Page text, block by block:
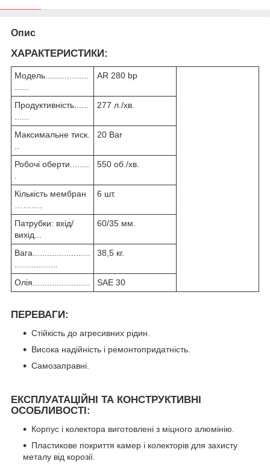
Опис
ХАРАКТЕРИСТИКИ:
Модель..................
AR 280 bp
Продуктивність......
277 л./хв.
Максимальне тиск.
20 Bar
Робочі оберти........
550 об./хв.
Кількість мембран
6 шт.
Патрубки: вхід/
вихід...
60/35 мм.
Вага........................
38,5 кг.
Олія........................ SAE 30
ПЕРЕВАГИ:
Стійкість до агресивних рідин.
Висока надійність і ремонтопридатність.
Самозаправні.
ЕКСПЛУАТАЦІЙНІ ТА КОНСТРУКТИВНІ
ОСОБЛИВОСТІ:
Корпус і колектора виготовлені з міцного алюмінію.
Пластикове покриття камер і колекторів для захисту
металу від корозії.